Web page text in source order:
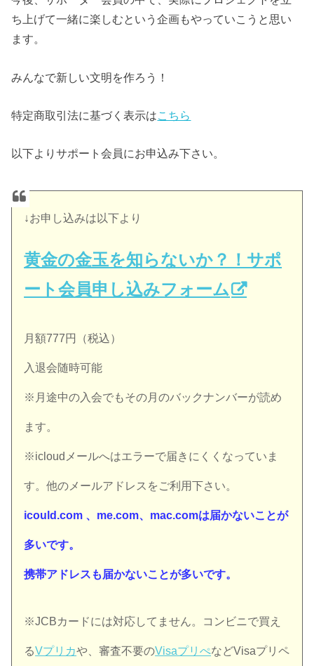
ち上げて一緒に楽しむという企画もやっていこうと思い
ます。
みんなで新しい文明を作ろう！
特定商取引法に基づく表示はこちら
以下よりサポート会員にお申込み下さい。
↓お申し込みは以下より
黄金の金玉を知らないか？！サポ
ート会員申し込みフォーム
月額777円（税込）
入退会随時可能
※月途中の入会でもその月のバックナンバーが読め
ます。
※icloudメールへはエラーで届きにくくなっていま
す。他のメールアドレスをご利用下さい。
icould.com 、me.com、mac.comは届かないことが
多いです。
携帯アドレスも届かないことが多いです。
※JCBカードには対応してません。コンビニで買え
るVプリカや、審査不要のVisaプリぺなどVisaプリペ